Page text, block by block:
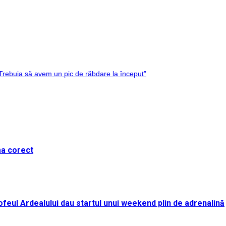
să avem un pic de răbdare la început”
corect
Ardealului dau startul unui weekend plin de adrenalină